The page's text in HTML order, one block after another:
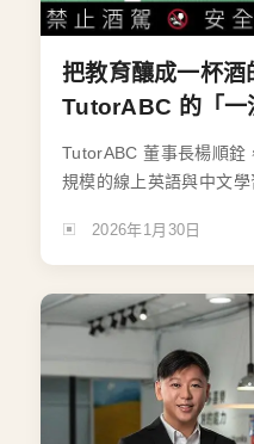
把教育釀成一杯
TutorABC 的「一
TutorABC 董事長楊順銓
規模的線上英語與中文學
2026年1月30日